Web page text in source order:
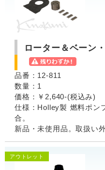
ローター＆ベーン
品番：12-811
数量：1
価格：￥2,640-(税込み)
仕様：Holley製 燃料ポン
合。
新品・未使用品。取扱い外
アウトレット